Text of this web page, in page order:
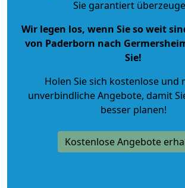
Sie garantiert
Wir legen los, wenn Sie so weit
von Paderborn nach
Sie!
Holen Sie sich kostenlose und
unverbindliche Angebote, damit
besser planen!
Kostenlose Angebote